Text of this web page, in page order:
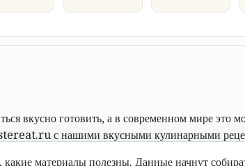
вкусно готовить, а в современном мире это
с нашими вкусными кулинарными
материалы полезны. Данные начнут